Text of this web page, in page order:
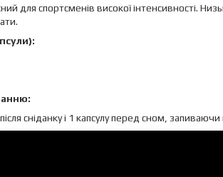
для спортсменів високої інтенсивності.
сніданку і 1 капсулу перед сном,